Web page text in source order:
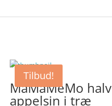
Tilbud!
MaMaMeMo halv
appelsin i træ